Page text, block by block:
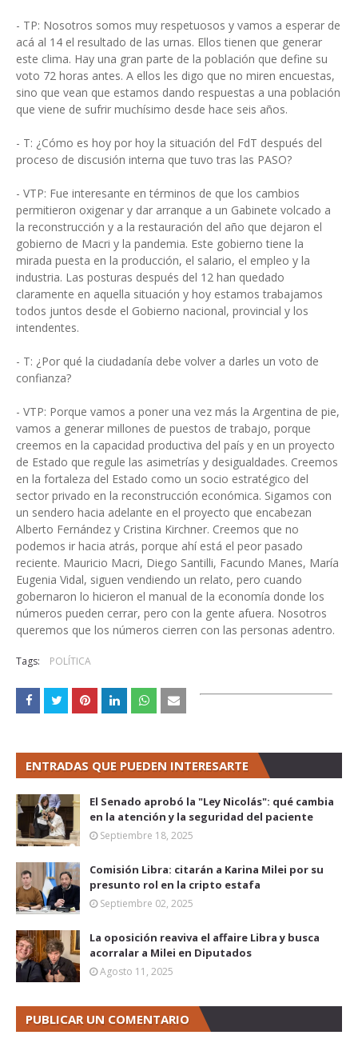
- TP: Nosotros somos muy respetuosos y vamos a esperar de
acá al 14 el resultado de las urnas. Ellos tienen que generar
este clima. Hay una gran parte de la población que define su
voto 72 horas antes. A ellos les digo que no miren encuestas,
sino que vean que estamos dando respuestas a una población
que viene de sufrir muchísimo desde hace seis años.
- T: ¿Cómo es hoy por hoy la situación del FdT después del
proceso de discusión interna que tuvo tras las PASO?
- VTP: Fue interesante en términos de que los cambios
permitieron oxigenar y dar arranque a un Gabinete volcado a
la reconstrucción y a la restauración del año que dejaron el
gobierno de Macri y la pandemia. Este gobierno tiene la
mirada puesta en la producción, el salario, el empleo y la
industria. Las posturas después del 12 han quedado
claramente en aquella situación y hoy estamos trabajamos
todos juntos desde el Gobierno nacional, provincial y los
intendentes.
- T: ¿Por qué la ciudadanía debe volver a darles un voto de
confianza?
- VTP: Porque vamos a poner una vez más la Argentina de pie,
vamos a generar millones de puestos de trabajo, porque
creemos en la capacidad productiva del país y en un proyecto
de Estado que regule las asimetrías y desigualdades. Creemos
en la fortaleza del Estado como un socio estratégico del
sector privado en la reconstrucción económica. Sigamos con
un sendero hacia adelante en el proyecto que encabezan
Alberto Fernández y Cristina Kirchner. Creemos que no
podemos ir hacia atrás, porque ahí está el peor pasado
reciente. Mauricio Macri, Diego Santilli, Facundo Manes, María
Eugenia Vidal, siguen vendiendo un relato, pero cuando
gobernaron lo hicieron el manual de la economía donde los
números pueden cerrar, pero con la gente afuera. Nosotros
queremos que los números cierren con las personas adentro.
Tags: POLÍTICA
ENTRADAS QUE PUEDEN INTERESARTE
El Senado aprobó la "Ley Nicolás": qué cambia
en la atención y la seguridad del paciente
Septiembre 18, 2025
Comisión Libra: citarán a Karina Milei por su
presunto rol en la cripto estafa
Septiembre 02, 2025
La oposición reaviva el affaire Libra y busca
acorralar a Milei en Diputados
Agosto 11, 2025
PUBLICAR UN COMENTARIO